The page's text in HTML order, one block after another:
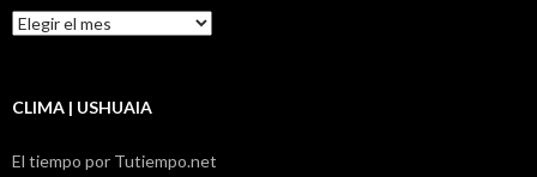
Resumen
LBD
CLIMA | USHUAIA
El tiempo por Tutiempo.net